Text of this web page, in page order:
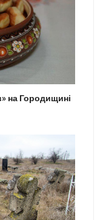
на Городищині